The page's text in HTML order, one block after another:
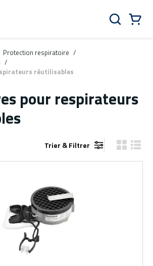
Rechercher
Protection respiratoire /
/
réutilisables
pour respirateurs
Trier & Filtrer Vue grille
Vue